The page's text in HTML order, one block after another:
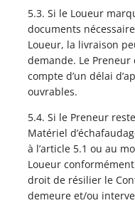
5.3. Si le Loueur
documents
Loueur, la livraison
demande. Le Preneur
compte d’un délai
ouvrables.
5.4. Si le Preneur
Matériel
à l’article 5.1 ou au
Loueur
droit de résilier le
demeure et/ou